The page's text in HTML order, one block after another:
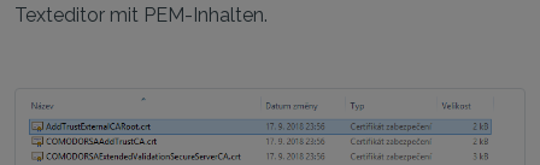
Texteditor mit PEM-Inhalten.